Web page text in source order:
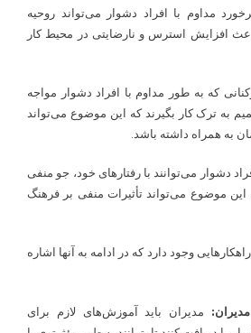
مداوم با افراد دشوار می‌تواند روحیه
افزایش استرس و نارضایتی در محیط کار
که به طور مداوم با افراد دشوار مواجه
به ترک کار بگیرند که این موضوع می‌تواند
به همراه داشته باشد.
دشوار می‌توانند با رفتارهای خود، جو منفی
این موضوع می‌تواند تأثیرات منفی بر فرهنگ
وجود دارد که در ادامه به آنها اشاره
مدیران باید آموزش‌های لازم برای